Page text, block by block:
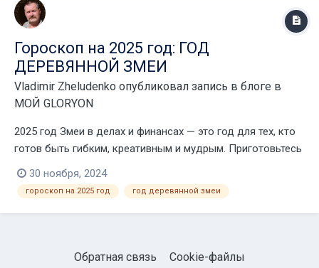
Гороскоп на 2025 год: ГОД
ДЕРЕВЯННОЙ ЗМЕИ
Vladimir Zheludenko опубликовал запись в блоге в
МОЙ GLORYON
2025 год Змеи в делах и финансах — это год для тех, кто
готов быть гибким, креативным и мудрым. Приготовьтесь
к виражам на крутых карьерных тропах и денежным
сюрпризам. goroskop-25_v_zheludenko.mp4 Овен Для
Овнов 2025 год пройдет под девизом «вперед к цели...
30 ноября, 2024
гороскоп на 2025 год год деревянной змеи
Обратная связь Cookie-файлы